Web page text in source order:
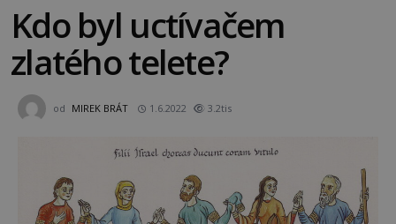
Kdo byl uctívačem
zlatého telete?
od MIREK BRÁT 1.6.2022 3.2tis